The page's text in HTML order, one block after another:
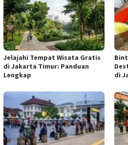
Jelajahi Tempat Wisata Gratis
di Jakarta Timur: Panduan
Lengkap
di